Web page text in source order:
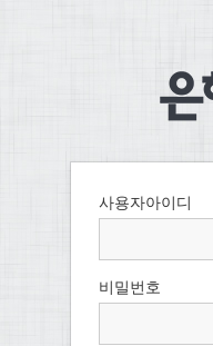
사용자아이디
비밀번호